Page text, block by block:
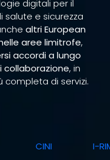
digitali per il
salute e sicurezza
altri European
aree limitrofe,
accordi a lungo
, in
completa di servizi.
CINI I-